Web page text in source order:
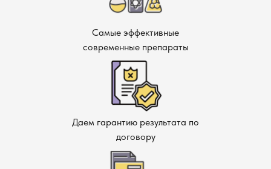
Самые эффективные
современные препараты
Даем гарантию результата по
договору